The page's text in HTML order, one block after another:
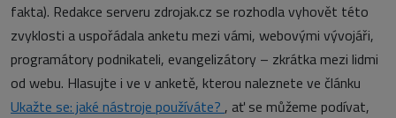
fakta). Redakce serveru zdrojak.cz se rozhodla vyhovět této
zvyklosti a uspořádala anketu mezi vámi, webovými vývojáři,
programátory podnikateli, evangelizátory – zkrátka mezi lidmi
od webu. Hlasujte i ve v anketě, kterou naleznete ve článku
Ukažte se: jaké nástroje používáte? , ať se můžeme podívat,